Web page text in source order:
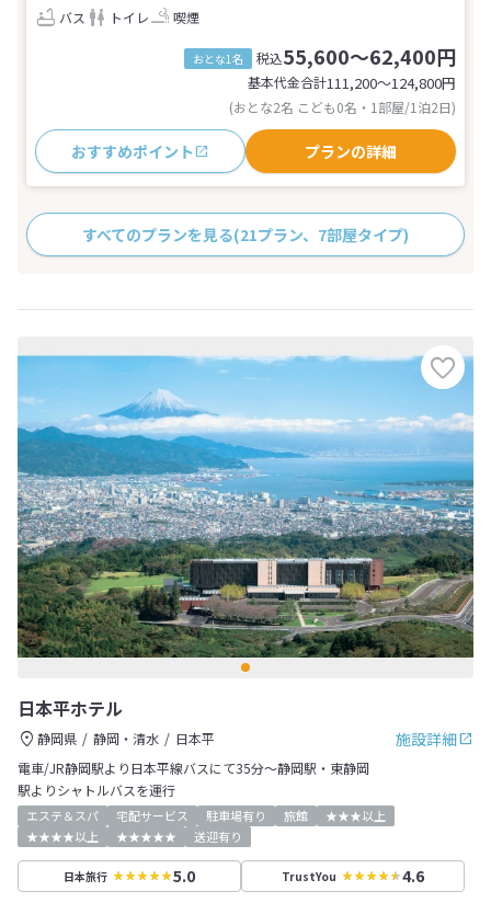
バス
トイレ 喫煙
おとな1名 税込55,600～62,400円
基本代金合計111,200〜124,800円
(おとな2名 こども0名・1部屋/1泊2日)
おすすめポイント プランの詳細
すべてのプランを見る(21プラン、7部屋タイプ)
日本平ホテル
施設詳細
静岡県 静岡・清水
日本平
電車/JR静岡駅より日本平線バスにて35分～静岡駅・東静岡
駅よりシャトルバスを運行
エステ＆スパ 宅配サービス 駐車場有り 旅館
★★★以上
★★★★以上
★★★★★ 送迎有り
日本旅行 5.0 TrustYou 4.6